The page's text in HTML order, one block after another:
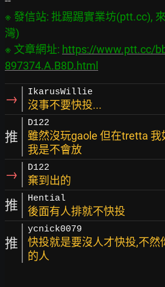
※ 發信站: 批踢踢實業坊(ptt.cc),
灣)
※ 文章網址: https://www.ptt.cc/
897374.A.B8D.html
→ IkarusWillie
沒事不要快投...
推
D122
雖然沒玩gaole 但在tretta
我是不會放
→ D122
棄到出的
推 Hential
後面有人排就不快投
推
ycnick0079
快投就是要沒人才快投,不然
的人